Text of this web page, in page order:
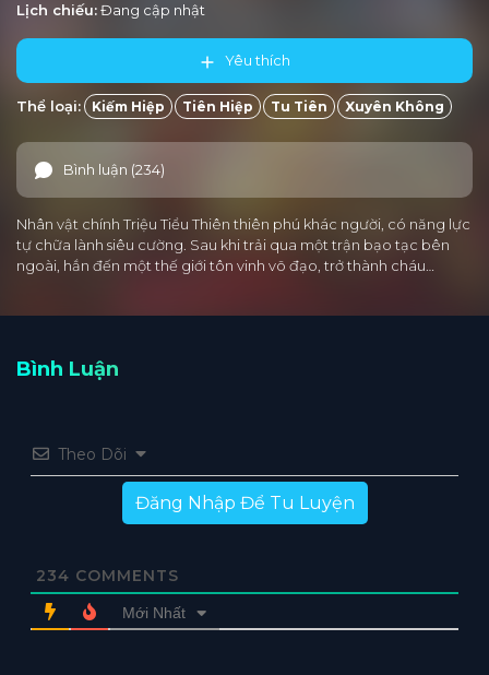
Lịch chiếu:Đang cập nhật
Yêu thích
Thể loại: Kiếm Hiệp Tiên Hiệp Tu Tiên Xuyên Không
Bình luận (234)
Nhân vật chính Triệu Tiểu Thiên thiên phú khác người, có năng lực
tự chữa lành siêu cường. Sau khi trải qua một trận bạo tạc bên
ngoài, hắn đến một thế giới tôn vinh võ đạo, trở thành cháu…
Bình Luận
Theo Dõi
Đăng Nhập Để Tu Luyện
234 COMMENTS
Mới Nhất